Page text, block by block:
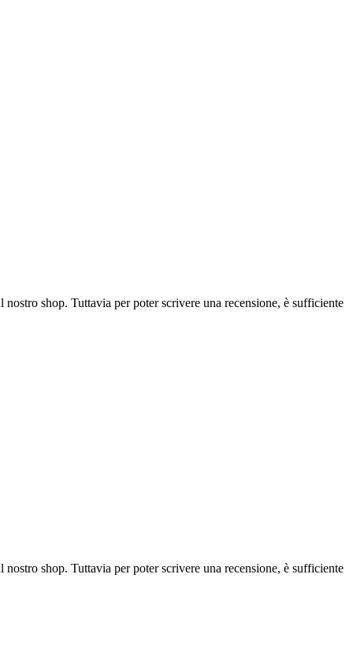
shop. Tuttavia per poter scrivere una recensione, è sufficiente
shop. Tuttavia per poter scrivere una recensione, è sufficiente